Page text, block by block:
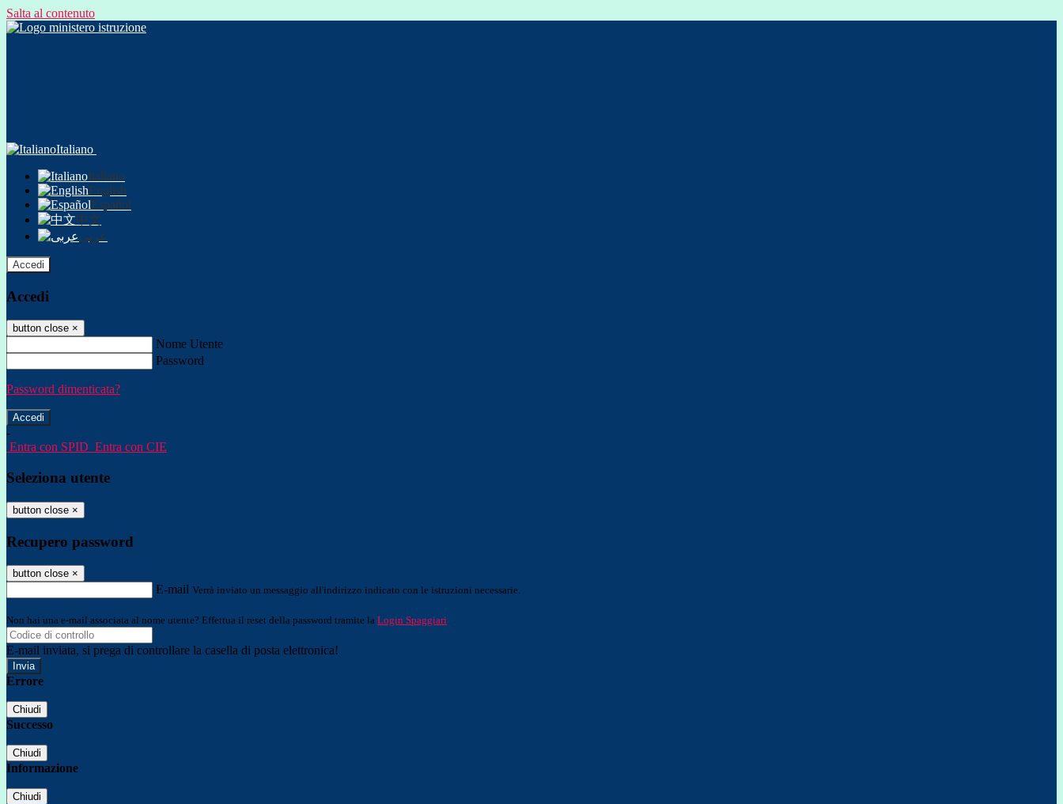
Salta al contenuto
Italiano
Italiano
English
Español
中文
عربى
Accedi
Accedi
button close ×
Nome Utente
Password
Password dimenticata?
-
Entra con SPID Entra con CIE
Seleziona utente
button close ×
Recupero password
button close ×
E-mail Verrà inviato un messaggio all'indirizzo indicato con le istruzioni necessarie.
Non hai una e-mail associata al nome utente? Effettua il reset della password tramite la Login Spaggiari
E-mail inviata, si prega di controllare la casella di posta elettronica!
Errore
Chiudi
Successo
Chiudi
Informazione
Chiudi